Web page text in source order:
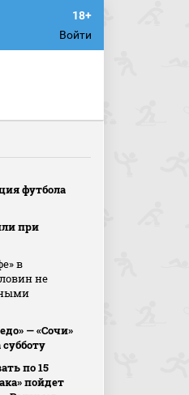
Войти
футбола
при
в
не
— «Сочи»
по 15
пойдет